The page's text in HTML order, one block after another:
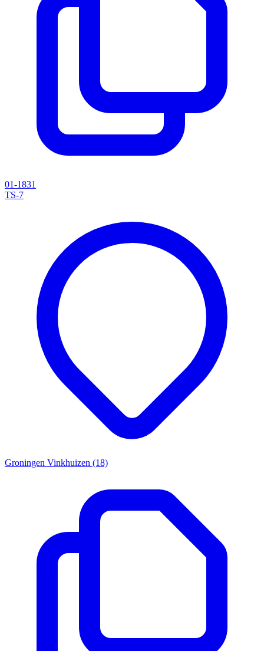
01-1831
TS-7
Groningen Vinkhuizen (18)